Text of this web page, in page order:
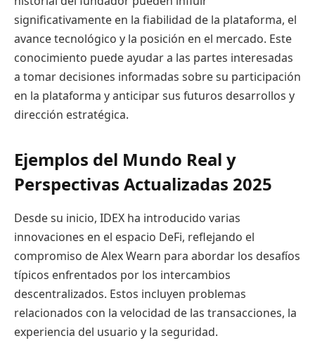
significativamente en la fiabilidad de la plataforma, el
avance tecnológico y la posición en el mercado. Este
conocimiento puede ayudar a las partes interesadas
a tomar decisiones informadas sobre su participación
en la plataforma y anticipar sus futuros desarrollos y
dirección estratégica.
Ejemplos del Mundo Real y
Perspectivas Actualizadas 2025
Desde su inicio, IDEX ha introducido varias
innovaciones en el espacio DeFi, reflejando el
compromiso de Alex Wearn para abordar los desafíos
típicos enfrentados por los intercambios
descentralizados. Estos incluyen problemas
relacionados con la velocidad de las transacciones, la
experiencia del usuario y la seguridad.